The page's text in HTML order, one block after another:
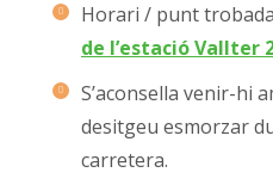
Horari / punt
de l’estació Vallter
S’aconsella venir-hi
desitgeu esmorzar
carretera.